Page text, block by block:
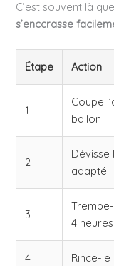
C’est souvent là
s’enccrasse
Étape Action
1
Coupe
ballon
2
adapté
3
4
4 Rince-